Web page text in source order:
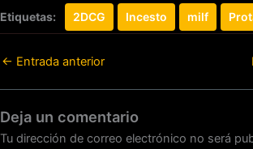
Etiquetas: 2DCG Incesto milf
← Entrada anterior
Deja un comentario
Tu dirección de correo electrónico no será